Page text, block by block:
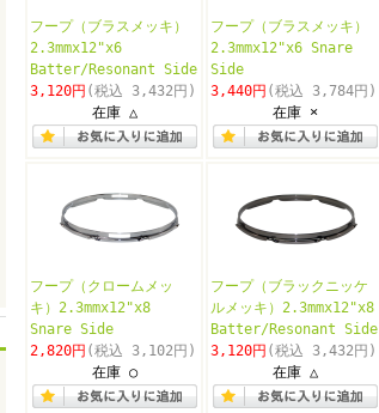
フープ（ブラスメッキ）
2.3mmx12"x6
Batter/Resonant Side
3,120円 (税込 3,432円)
在庫 △
フープ（ブラスメッキ）
2.3mmx12"x6 Snare
Side
3,440円 (税込 3,784円)
在庫 ×
フープ（クロームメッ
キ）2.3mmx12"x8
Snare Side
2,820円 (税込 3,102円)
在庫 ○
フープ（ブラックニッケ
ルメッキ）2.3mmx12"x8
Batter/Resonant Side
3,120円 (税込 3,432円)
在庫 △